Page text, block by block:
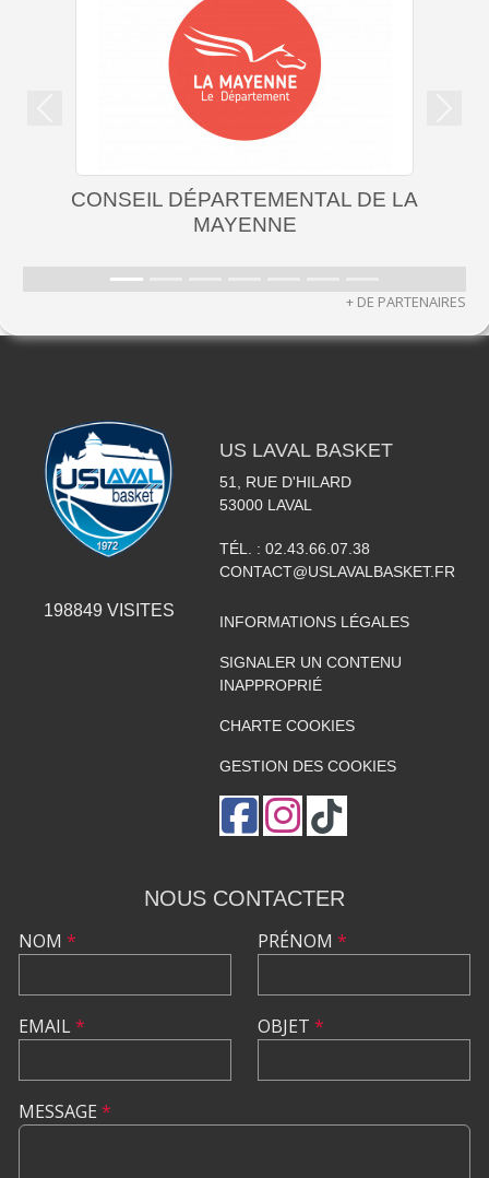
CONSEIL DÉPARTEMENTAL DE LA
MAYENNE
+ DE PARTENAIRES
198849 VISITES
US LAVAL BASKET
51, RUE D'HILARD
53000 LAVAL
TÉL. : 02.43.66.07.38
CONTACT@USLAVALBASKET.FR
INFORMATIONS LÉGALES
SIGNALER UN CONTENU
INAPPROPRIÉ
CHARTE COOKIES
GESTION DES COOKIES
NOUS CONTACTER
NOM *
EMAIL*
PRÉNOM *
OBJET *
MESSAGE *